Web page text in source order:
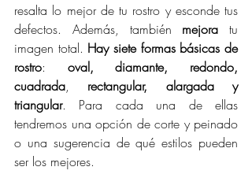
resalta lo mejor de tu rostro y esconde tus
defectos. Además, también mejora tu
imagen total. Hay siete formas básicas de
rostro: oval, diamante, redondo,
cuadrada, rectangular, alargada y
triangular. Para cada una de ellas
tendremos una opción de corte y peinado
o una sugerencia de qué estilos pueden
ser los mejores.